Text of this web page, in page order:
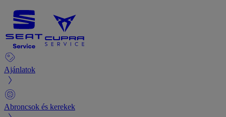
Ajánlatok
Abroncsok és kerekek